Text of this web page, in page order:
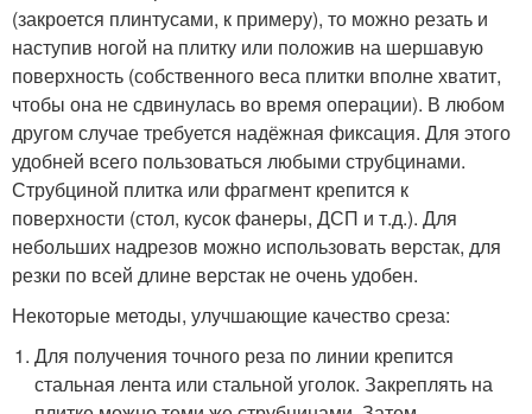
(закроется плинтусами, к примеру), то можно резать и
наступив ногой на плитку или положив на шершавую
поверхность (собственного веса плитки вполне хватит,
чтобы она не сдвинулась во время операции). В любом
другом случае требуется надёжная фиксация. Для этого
удобней всего пользоваться любыми струбцинами.
Струбциной плитка или фрагмент крепится к
поверхности (стол, кусок фанеры, ДСП и т.д.). Для
небольших надрезов можно использовать верстак, для
резки по всей длине верстак не очень удобен.
Некоторые методы, улучшающие качество среза:
Для получения точного реза по линии крепится
стальная лента или стальной уголок. Закреплять на